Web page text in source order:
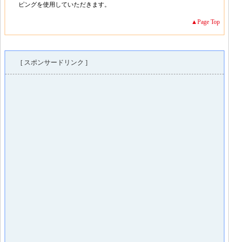
ピングを使用していただきます。
▲Page Top
[ スポンサードリンク ]